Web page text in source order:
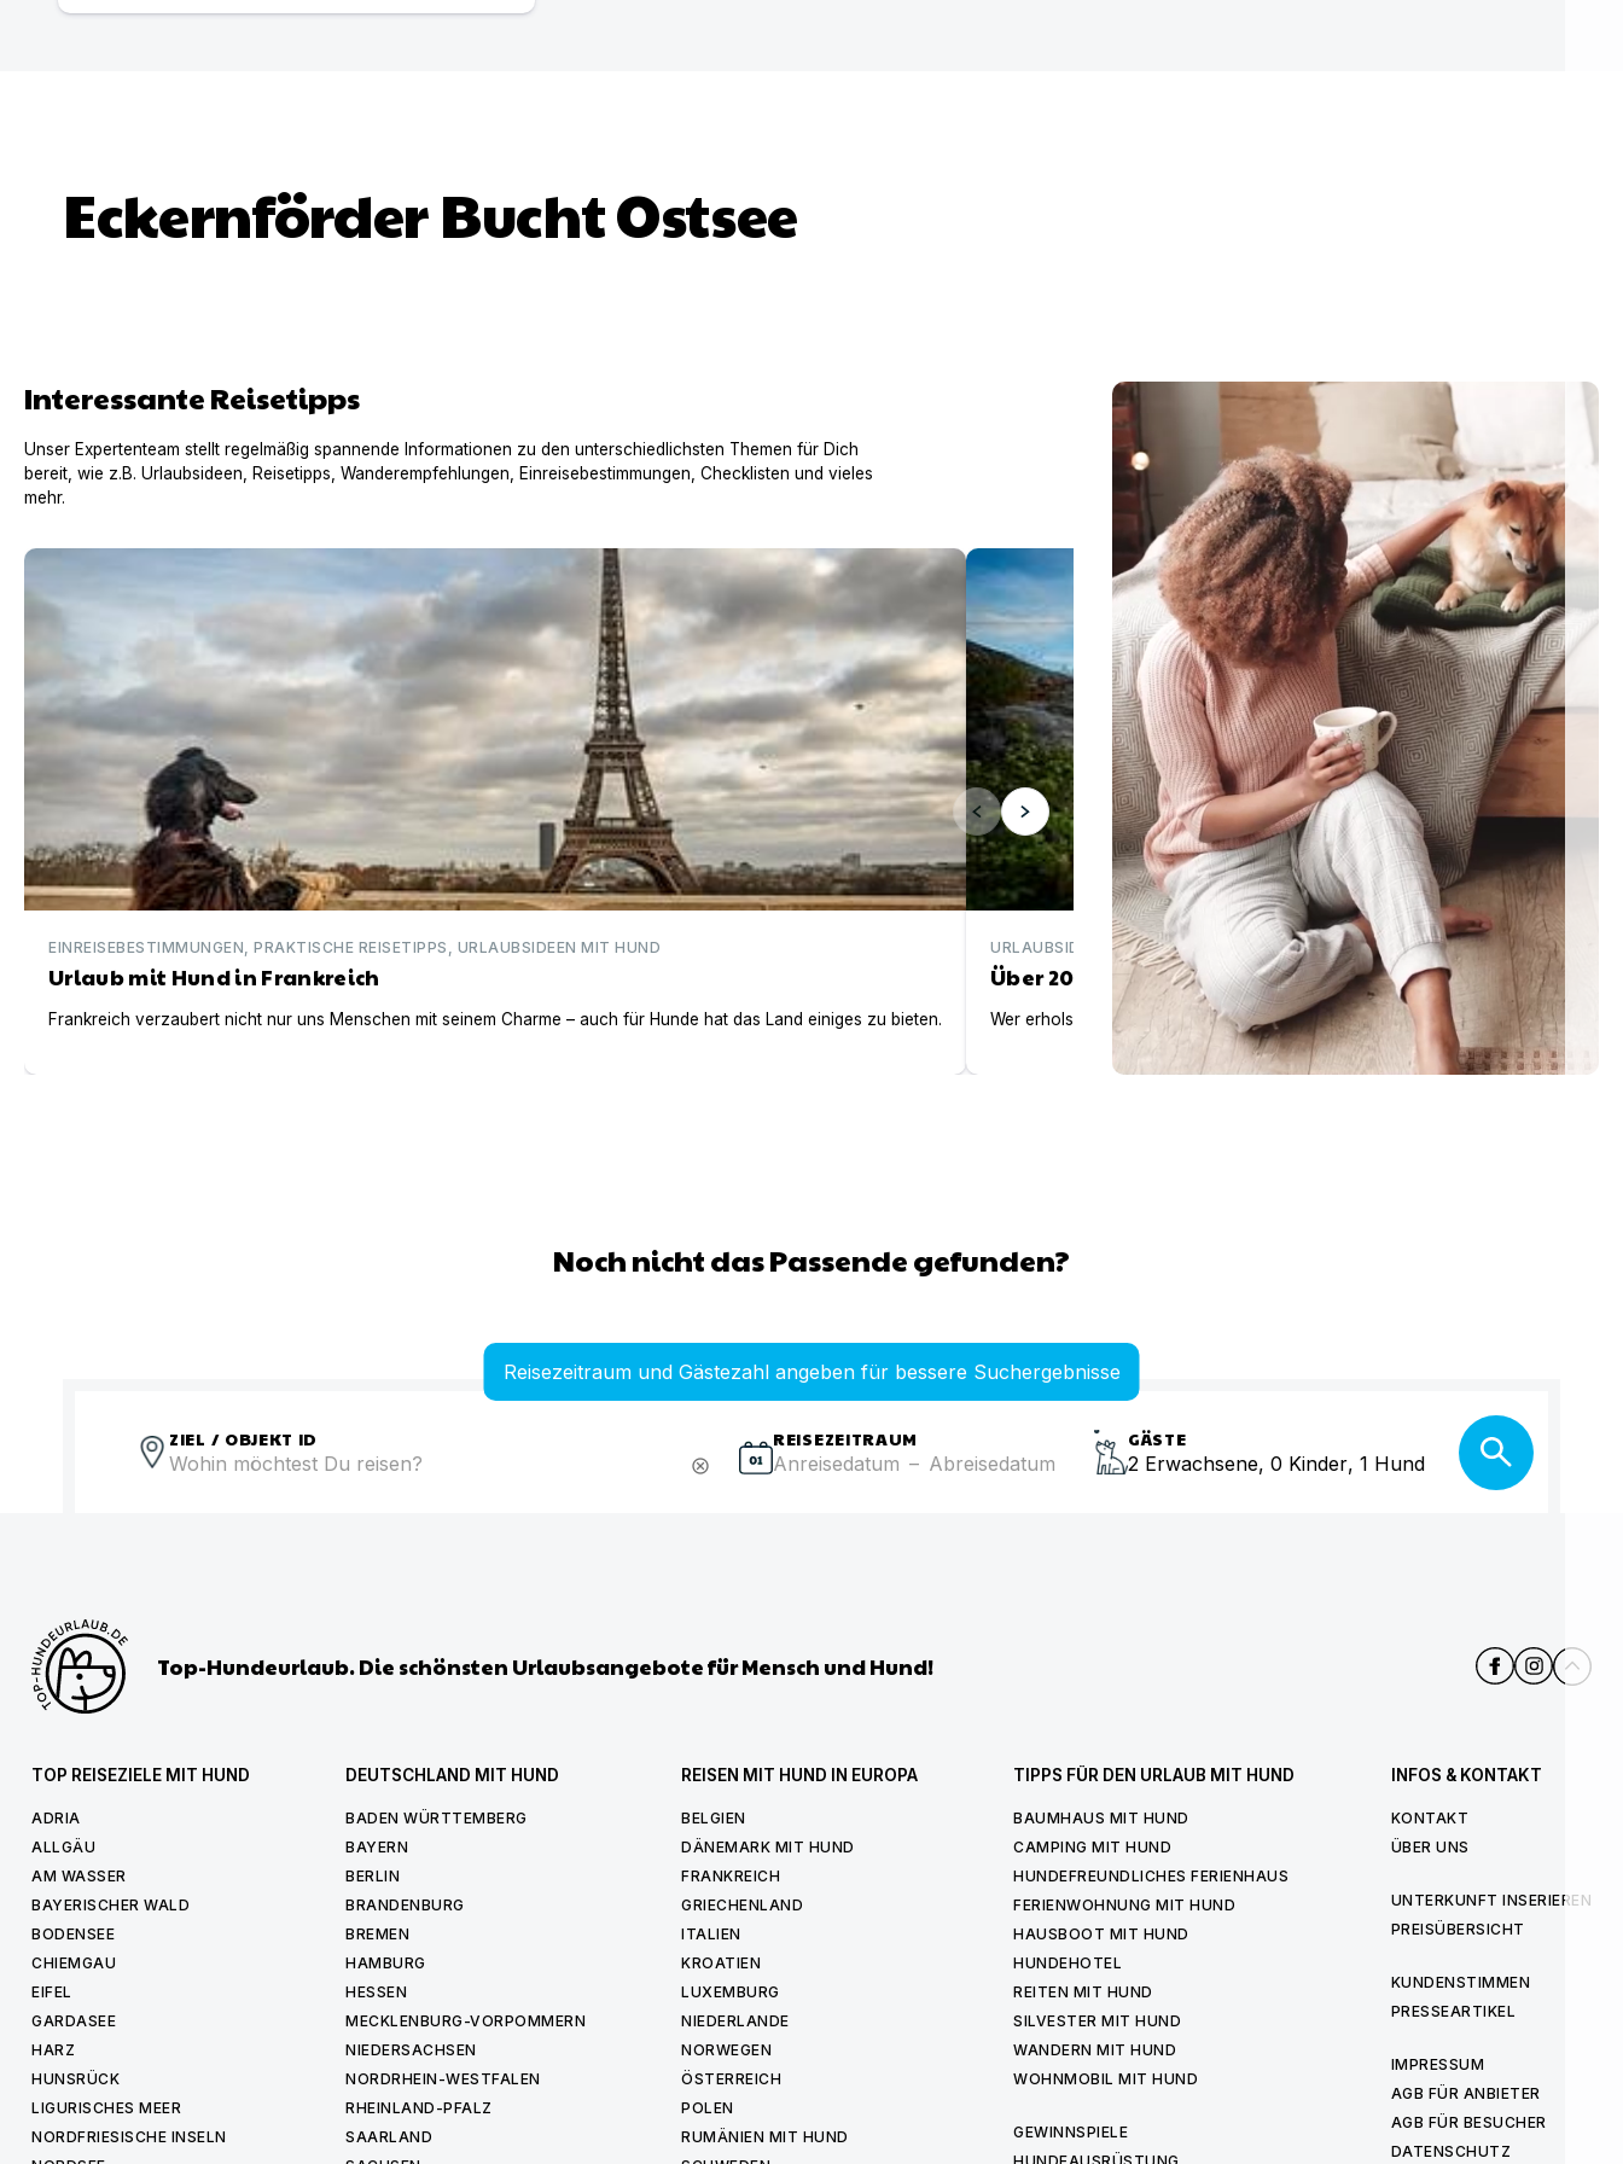
Eckernförder Bucht Ostsee
Interessante Reisetipps
Unser Expertenteam stellt regelmäßig spannende Informationen zu den unterschiedlichsten Themen für Dich
bereit, wie z.B. Urlaubsideen, Reisetipps, Wanderempfehlungen, Einreisebestimmungen, Checklisten und vieles
mehr.
Urlaub mit Hund in Frankreich
EINREISEBESTIMMUNGEN, PRAKTISCHE REISETIPPS, URLAUBSIDEEN MIT HUND
Urlaub mit Hund in Frankreich
Frankreich verzaubert nicht nur uns Menschen mit seinem Charme – auch für Hunde hat das Land einiges zu bieten.
Über 200 eingezäunte Ferienhäuser: Für den perfekten Urlaub mit
URLAUBSIDEEN MIT HUND
Über 200 eingezäunte Ferienhäuser: Für den perfekten
Wer erholsame Urlaubstage mit Hund plant, findet auf top-hundeurlaub.de eine
Noch nicht das Passende gefunden?
Reisezeitraum und Gästezahl angeben für bessere Suchergebnisse
ZIEL / OBJEKT ID
cancel
REISEZEITRAUM
Anreisedatum – Abreisedatum
GÄSTE
2 Erwachsene, 0 Kinder, 1 Hund
Top-Hundeurlaub. Die schönsten Urlaubsangebote für Mensch und Hund!
TOP REISEZIELE MIT HUND
ADRIA
ALLGÄU
AM WASSER
BAYERISCHER WALD
BODENSEE
CHIEMGAU
EIFEL
GARDASEE
HARZ
HUNSRÜCK
LIGURISCHES MEER
NORDFRIESISCHE INSELN
DEUTSCHLAND MIT HUND
BADEN WÜRTTEMBERG
BAYERN
BERLIN
BRANDENBURG
BREMEN
HAMBURG
HESSEN
MECKLENBURG-VORPOMMERN
NIEDERSACHSEN
NORDRHEIN-WESTFALEN
RHEINLAND-PFALZ
SAARLAND
REISEN MIT HUND IN EUROPA
BELGIEN
DÄNEMARK MIT HUND
FRANKREICH
GRIECHENLAND
ITALIEN
KROATIEN
LUXEMBURG
NIEDERLANDE
NORWEGEN
ÖSTERREICH
POLEN
RUMÄNIEN MIT HUND
TIPPS FÜR DEN URLAUB MIT HUND
BAUMHAUS MIT HUND
CAMPING MIT HUND
HUNDEFREUNDLICHES FERIENHAUS
FERIENWOHNUNG MIT HUND
HAUSBOOT MIT HUND
HUNDEHOTEL
REITEN MIT HUND
SILVESTER MIT HUND
WANDERN MIT HUND
WOHNMOBIL MIT HUND
GEWINNSPIELE
INFOS & KONTAKT
KONTAKT
ÜBER UNS
UNTERKUNFT INSERIEREN
PREISÜBERSICHT
KUNDENSTIMMEN
PRESSEARTIKEL
IMPRESSUM
AGB FÜR ANBIETER
AGB FÜR BESUCHER
DATENSCHUTZ